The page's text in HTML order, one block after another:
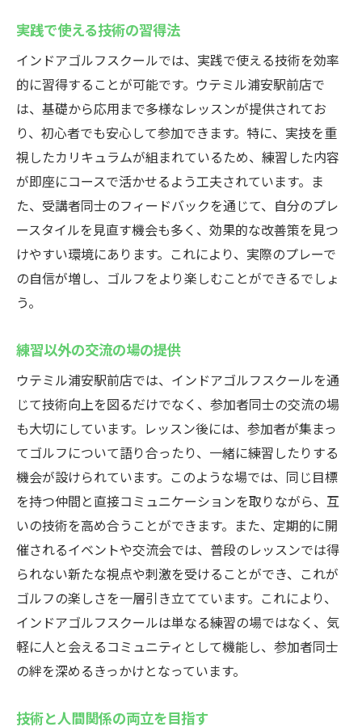
実践で使える技術の習得法
インドアゴルフスクールでは、実践で使える技術を効率
的に習得することが可能です。ウテミル浦安駅前店で
は、基礎から応用まで多様なレッスンが提供されてお
り、初心者でも安心して参加できます。特に、実技を重
視したカリキュラムが組まれているため、練習した内容
が即座にコースで活かせるよう工夫されています。ま
た、受講者同士のフィードバックを通じて、自分のプレ
ースタイルを見直す機会も多く、効果的な改善策を見つ
けやすい環境にあります。これにより、実際のプレーで
の自信が増し、ゴルフをより楽しむことができるでしょ
う。
練習以外の交流の場の提供
ウテミル浦安駅前店では、インドアゴルフスクールを通
じて技術向上を図るだけでなく、参加者同士の交流の場
も大切にしています。レッスン後には、参加者が集まっ
てゴルフについて語り合ったり、一緒に練習したりする
機会が設けられています。このような場では、同じ目標
を持つ仲間と直接コミュニケーションを取りながら、互
いの技術を高め合うことができます。また、定期的に開
催されるイベントや交流会では、普段のレッスンでは得
られない新たな視点や刺激を受けることができ、これが
ゴルフの楽しさを一層引き立てています。これにより、
インドアゴルフスクールは単なる練習の場ではなく、気
軽に人と会えるコミュニティとして機能し、参加者同士
の絆を深めるきっかけとなっています。
技術と人間関係の両立を目指す